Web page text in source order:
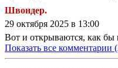
Швондер.
29 октября 2025 в 13:00
Вот и открываются, как бы
Показать все комментарии